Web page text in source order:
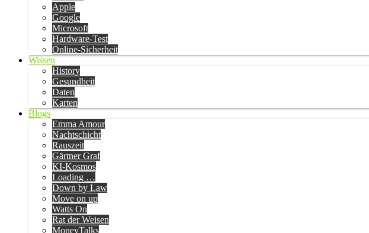
Apple
Google
Microsoft
Hardware-Test
Online-Sicherheit
Wissen
History
Gesundheit
Daten
Karten
Blogs
Emma Amour
Nachtschicht
Rauszeit
Gärtner Graf
KI-Kosmos
Loading …
Down by Law
Move on up
Watts On
Rat der Weisen
MoneyTalks